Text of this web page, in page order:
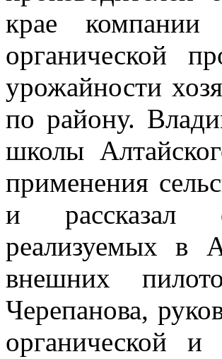
крае компании
органической
урожайности
по району.
школы
применения
и рассказал
реализуемых в
внешних
Черепанова,
органической и